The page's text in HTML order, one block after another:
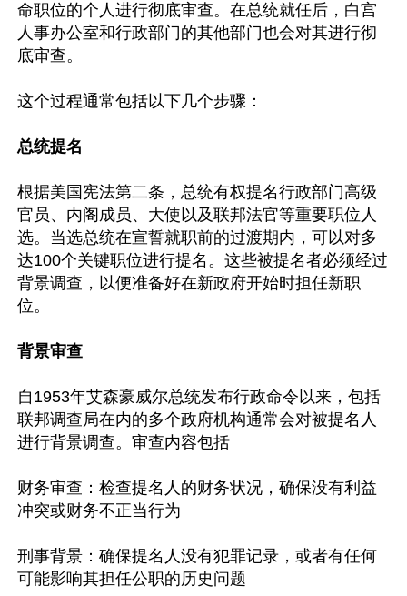
命职位的个人进行彻底审查。在总统就任后，白宫
人事办公室和行政部门的其他部门也会对其进行彻
底审查。
这个过程通常包括以下几个步骤：
总统提名
根据美国宪法第二条，总统有权提名行政部门高级
官员、内阁成员、大使以及联邦法官等重要职位人
选。当选总统在宣誓就职前的过渡期内，可以对多
达100个关键职位进行提名。这些被提名者必须经过
背景调查，以便准备好在新政府开始时担任新职
位。
背景审查
自1953年艾森豪威尔总统发布行政命令以来，包括
联邦调查局在内的多个政府机构通常会对被提名人
进行背景调查。审查内容包括
财务审查：检查提名人的财务状况，确保没有利益
冲突或财务不正当行为
刑事背景：确保提名人没有犯罪记录，或者有任何
可能影响其担任公职的历史问题